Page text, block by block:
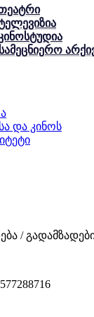
/
577288716